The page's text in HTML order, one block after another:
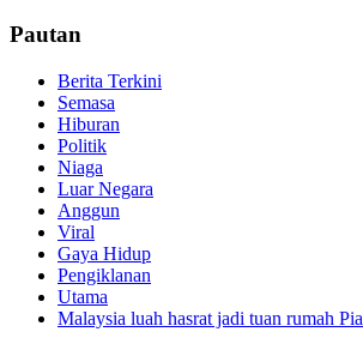
Pautan
Berita Terkini
Semasa
Hiburan
Politik
Niaga
Luar Negara
Anggun
Viral
Gaya Hidup
Pengiklanan
Utama
Malaysia luah hasrat jadi tuan rumah